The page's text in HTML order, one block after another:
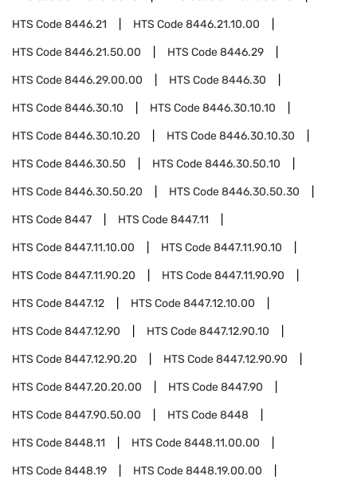
HTS Code8446.21 HTS Code8446.21.10.00
HTS Code8446.21.50.00 HTS Code8446.29
HTS Code8446.29.00.00 HTS Code8446.30
HTS Code8446.30.10 HTS Code8446.30.10.10
HTS Code8446.30.10.20 HTS Code8446.30.10.30
HTS Code8446.30.50 HTS Code8446.30.50.10
HTS Code8446.30.50.20 HTS Code8446.30.50.30
HTS Code8447 HTS Code8447.11
HTS Code8447.11.10.00 HTS Code8447.11.90.10
HTS Code8447.11.90.20 HTS Code8447.11.90.90
HTS Code8447.12 HTS Code8447.12.10.00
HTS Code8447.12.90 HTS Code8447.12.90.10
HTS Code8447.12.90.20 HTS Code8447.12.90.90
HTS Code8447.20.20.00 HTS Code8447.90
HTS Code8447.90.50.00 HTS Code8448
HTS Code8448.11 HTS Code8448.11.00.00
HTS Code8448.19 HTS Code8448.19.00.00